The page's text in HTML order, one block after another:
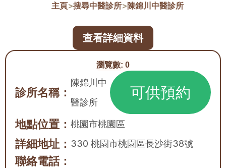
主頁>搜尋中醫診所>陳錦川中醫診所
瀏覽數: 0
診所名稱：
陳錦川中
醫診所
可供預約
地點位置： 桃園市桃園區
詳細地址： 330 桃園市桃園區長沙街38號
聯絡電話：
查看詳細資料